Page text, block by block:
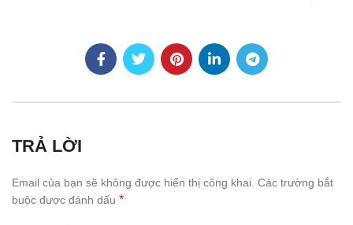
TRẢ LỜI
Email của bạn sẽ không được hiển thị công khai. Các trường bắt
buộc được đánh dấu *